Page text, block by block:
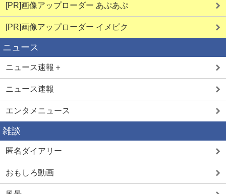
[PR]画像アップローダー あぷあぷ
[PR]画像アップローダー イメピク
ニュース
ニュース速報＋
ニュース速報
エンタメニュース
雑談
匿名ダイアリー
おもしろ動画